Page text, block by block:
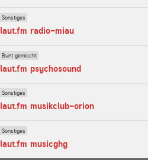
Sonstiges
laut.fm radio-miau
Bunt gemischt
laut.fm psychosound
Sonstiges
laut.fm musikclub-orion
Sonstiges
laut.fm musicghg